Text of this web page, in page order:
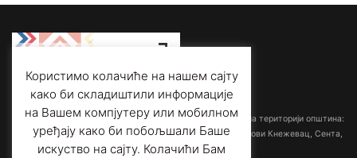
Међуопштински завод за заштиту споменика културе
са седиштем у Суботици обрађује споменичку баштину на територији општина:
Ада-Мол, Бачка Топола, Кањижа, Кикинда, Мали Иђош, Нови Кнежевац, Сента,
Суботица и Чока.
Користимо колачиће на нашем сајту
како би складиштили информације
на Вашем компјутеру или мобилном
уређају како би побољшали Баше
искуство на сајту. Колачићи Бам